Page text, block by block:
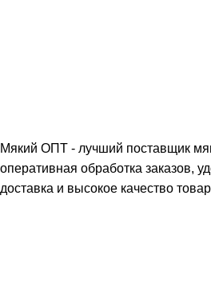
Мякий ОПТ - лучший поставщик
оперативная обработка заказов,
доставка и высокое качество